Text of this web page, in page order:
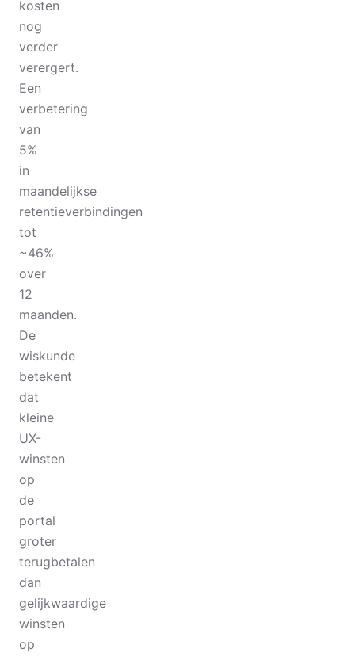
kosten
nog
verder
verergert.
Een
verbetering
van
5%
in
maandelijkse
retentieverbindingen
tot
~46%
over
12
maanden.
De
wiskunde
betekent
dat
kleine
UX-
winsten
op
de
portal
groter
terugbetalen
dan
gelijkwaardige
winsten
op